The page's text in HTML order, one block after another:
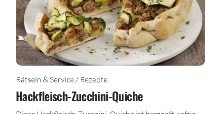
Rätseln & Service / Rezepte
Hackfleisch-Zucchini-Quiche